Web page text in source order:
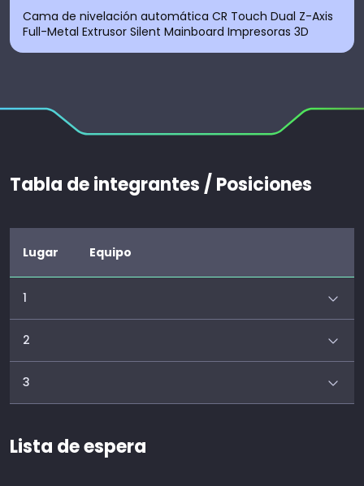
Cama de nivelación automática CR Touch Dual Z-Axis
Full-Metal Extrusor Silent Mainboard Impresoras 3D
Tabla de integrantes / Posiciones
Lugar Equipo
1
2
3
Lista de espera